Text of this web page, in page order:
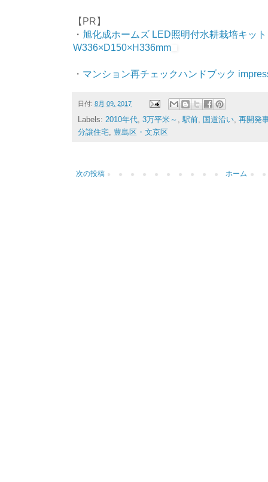
【PR】
・ 旭化成ホームズ LED照明付水耕栽培キッ
W336×D150×H336mm
・ マンション再チェックハンドブック
日付: 8月 09, 2017
Labels: 2010年代, 3万平米～ ,駅前, 国道沿い, 再開発
分譲住宅, 豊島区・文京区
次の投稿 ホーム